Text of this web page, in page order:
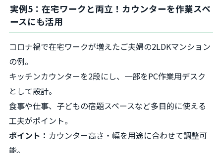
実例5：在宅ワークと両立！カウンターを作業スペ
ースにも活用
コロナ禍で在宅ワークが増えたご夫婦の2LDKマンション
の例。
キッチンカウンターを2段にし、一部をPC作業用デスク
として設計。
食事や仕事、子どもの宿題スペースなど多目的に使える
工夫がポイント。
ポイント： カウンター高さ・幅を用途に合わせて調整可
能。